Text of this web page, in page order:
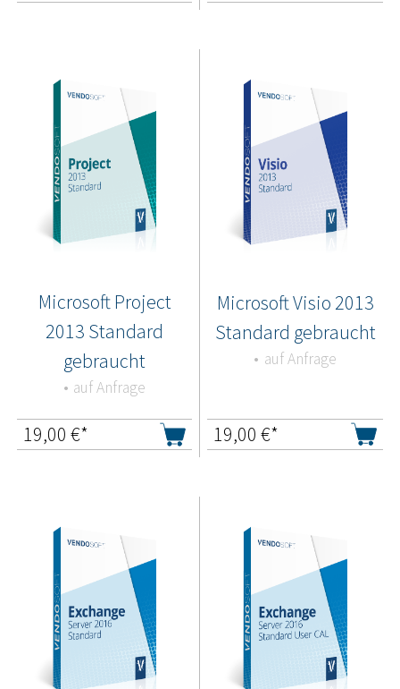
Microsoft Project
2013 Standard
gebraucht
auf Anfrage
19,00 €*
Microsoft Visio 2013
Standard gebraucht
auf Anfrage
19,00 €*